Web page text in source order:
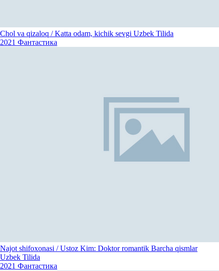
Chol va qizaloq / Katta odam, kichik sevgi Uzbek Tilida
2021 Фантастика
Najot shifoxonasi / Ustoz Kim: Doktor romantik Barcha qismlar
Uzbek Tilida
2021 Фантастика